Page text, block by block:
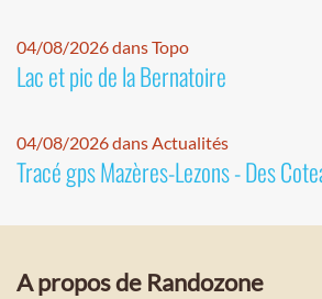
04/08/2026 dans Topo
Lac et pic de la Bernatoire
04/08/2026 dans Actualités
Tracé gps Mazères-Lezons - Des
A propos de Randozone